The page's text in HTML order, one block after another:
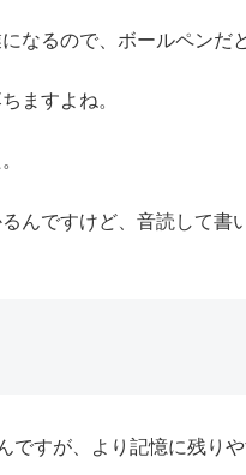
なるので、ボールペンだ
ますよね。
んですけど、音読して書
ですが、より記憶に残り